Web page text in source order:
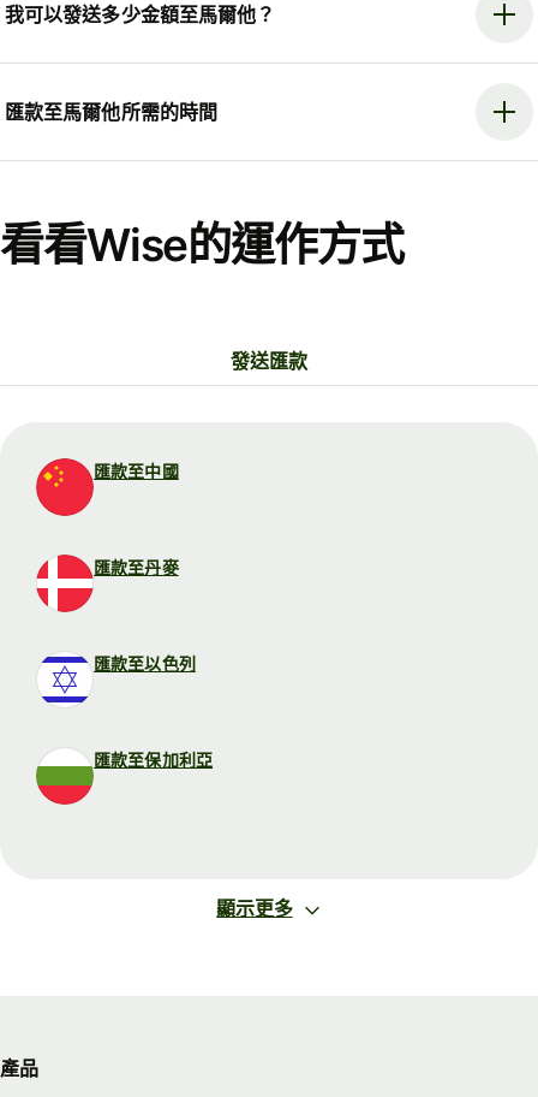
我可以發送多少金額至馬爾他？
匯款至馬爾他所需的時間
看看Wise的運作方式
發送匯款
匯款至中國
匯款至丹麥
匯款至以色列
匯款至保加利亞
顯示更多
產品